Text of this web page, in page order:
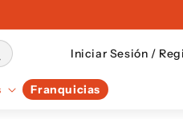
Franquicias
Iniciar Sesión /